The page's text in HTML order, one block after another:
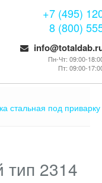
+7 (495)
8 (800)
Пн-Чт: 09:00-
Пт: 09:00-
под приварку для газопроводных
тип 2314